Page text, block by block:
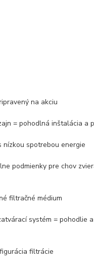
na akciu
= pohodlná inštalácia a
nízkou spotrebou energie
podmienky pre chov
filtračné médium
systém = pohodlie
filtrácie